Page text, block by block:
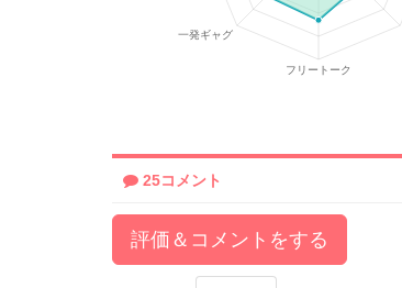
25コメント
評価＆コメントをする